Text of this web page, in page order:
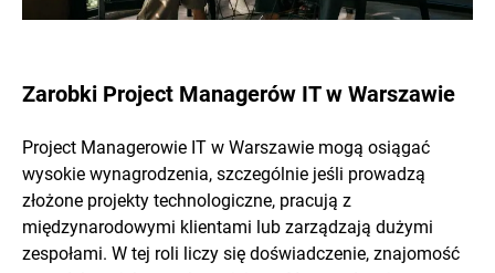
Zarobki Project Managerów IT w Warszawie
Project Managerowie IT w Warszawie mogą osiągać
wysokie wynagrodzenia, szczególnie jeśli prowadzą
złożone projekty technologiczne, pracują z
międzynarodowymi klientami lub zarządzają dużymi
zespołami. W tej roli liczy się doświadczenie, znajomość